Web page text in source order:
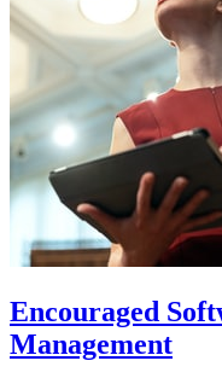
Encouraged
Management